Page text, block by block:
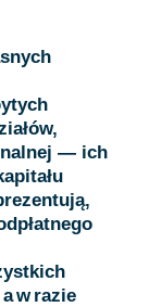
— ich
w razie